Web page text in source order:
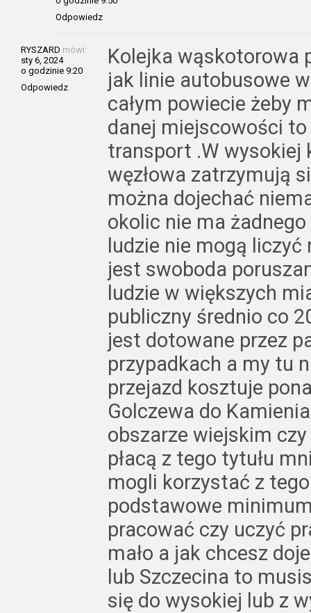
Odpowiedz
RYSZARD mówi:
sty 6, 2024
o godzinie 9:20
Odpowiedz
Kolejka wąskotorowa
jak linie autobusowe
całym powiecie żeby
danej miejscowości
transport .W
węzłowa zatrzymują
można dojechać
okolic nie ma
ludzie nie mogą
jest swoboda
ludzie w większych
publiczny średnio co
jest dotowane przez
przypadkach a my tu
przejazd kosztuje
Golczewa do
obszarze wiejskim
płacą z tego tytułu
mogli korzystać z
podstawowe
pracować czy uczyć
mało a jak chcesz
lub Szczecina to
się do wysokiej lub z